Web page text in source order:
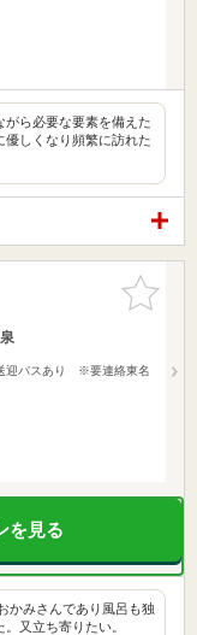
ら必要な要素を備えた
優しくなり頻繁に訪れた
お気に入
りに追加
迎バスあり ※要連絡東名
を見る
かみさんであり風呂も独
又立ち寄りたい。